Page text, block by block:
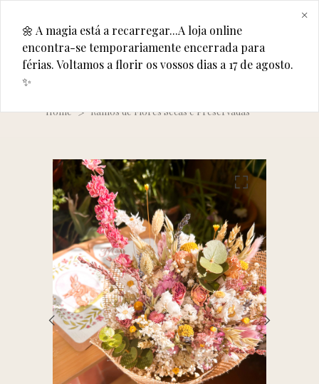
0
Home
Ramos de Flores Secas e Preservadas
×
🌼 A magia está a recarregar...A loja online
encontra-se temporariamente encerrada para
férias. Voltamos a florir os vossos dias a 17 de agosto.
✨